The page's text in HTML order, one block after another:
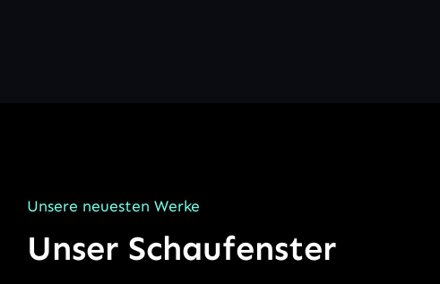
Unsere neuesten Werke
Unser Schaufenster